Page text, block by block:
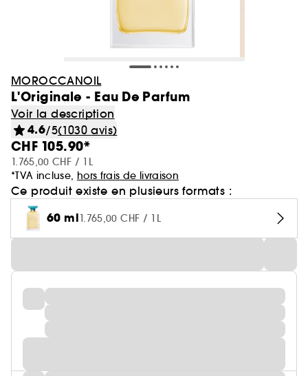
MOROCCANOIL
L'Originale - Eau De Parfum
Voir la description
4.6/5(1030 avis)
CHF 105.90*
1.765,00 CHF / 1L
*TVA incluse, hors frais de livraison
Ce produit existe en plusieurs formats :
60 ml1.765,00 CHF / 1L